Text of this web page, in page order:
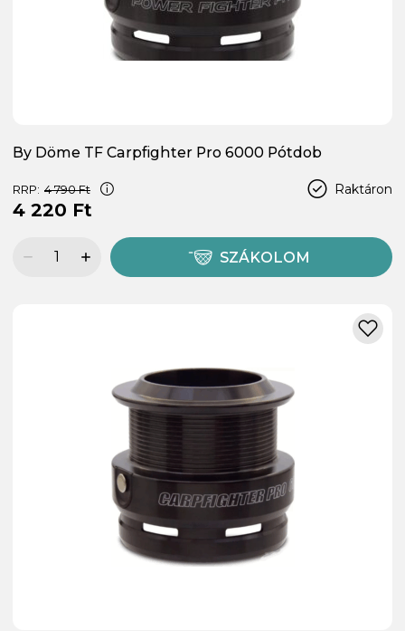
By Döme TF Carpfighter Pro 6000 Pótdob
Raktáron
RRP: 4 790 Ft
4 220 Ft
SZÁKOLOM